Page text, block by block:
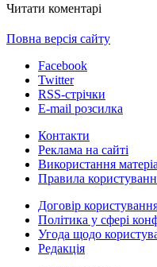
Читати коментарі
Повна версія сайту
Facebook
Twitter
RSS-стрічки
E-mail розсилка
Контакти
Реклама на сайті
Використання
Правила
Договір
Політика у сфері
Угода щодо
Редакція